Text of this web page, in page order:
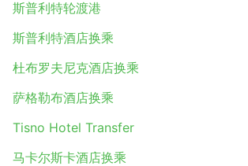
杜布羅夫尼克 - 马卡斯卡
萨格勒布 - 斯普利特
萨格勒布 - 杜布羅夫尼克
斯普利特 - 萨格勒布
杜布羅夫尼克 - 萨格勒布
斯普利特 - 扎达尔
Croatia Shuttle出租车类型和
斯普利特轮渡港
斯普利特酒店换乘
杜布罗夫尼克酒店换乘
萨格勒布酒店换乘
Tisno Hotel Transfer
马卡尔斯卡酒店换乘